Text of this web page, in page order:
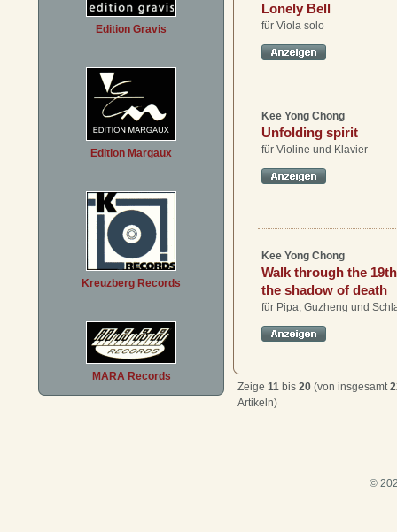
Edition Gravis
Edition Margaux
Kreuzberg Records
MARA Records
Lonely Bell
für Viola solo
Kee Yong Chong
Unfolding spirit
für Violine und Klavier
Kee Yong Chong
Walk through the
the shadow of death
für Pipa, Guzheng und
Zeige 11 bis 20 (von insgesamt
Artikeln)
©